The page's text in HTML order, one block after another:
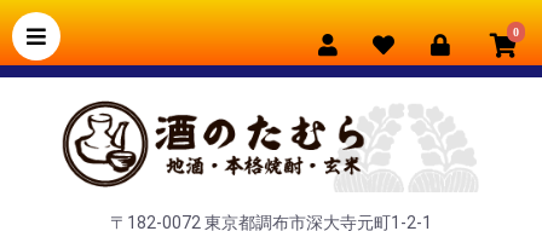
0
〒182-0072 東京都調布市深大寺元町1-2-1